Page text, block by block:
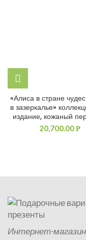
«Алиса в стране
в зазеркалье»
издание, кожаный
20,700.00Р
Интернет-магазин